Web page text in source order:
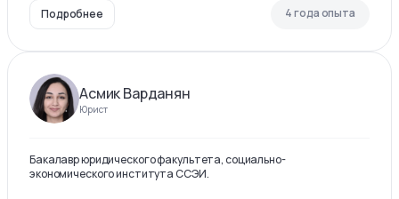
Подробнее 4 года опыта
Асмик Варданян
Юрист
Бакалавр юридического факультета, социально-
экономического института ССЭИ.